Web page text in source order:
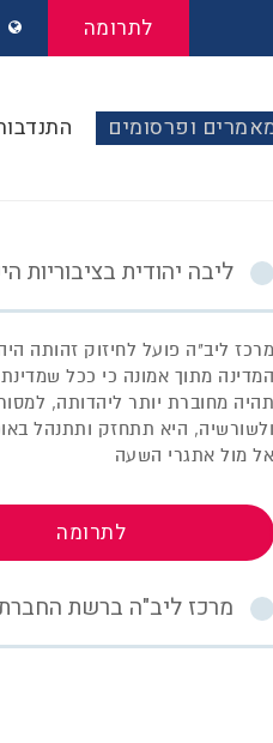
לתרומה
ופרסומים
ליבה יהודית בציבוריות
מרכז ליב"ה פועל לחיזוק זהותה
המדינה מתוך אמונה כי ככל
תהיה מחוברת יותר ליהדותה,
ולשורשיה, היא תתחזק ותתנהל
אל מול אתגרי השעה
לתרומה
מרכז ליב"ה ברשת